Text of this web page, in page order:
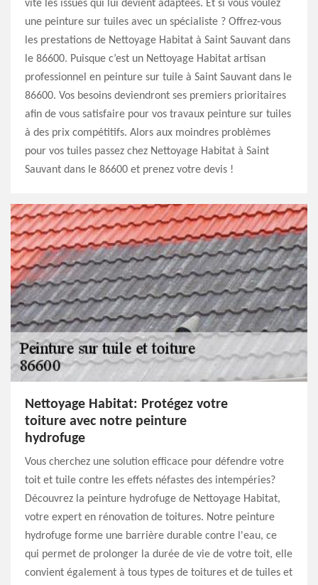
vite les issues qui lui devient adaptées. Et si vous voulez
une peinture sur tuiles avec un spécialiste ? Offrez-vous
les prestations de Nettoyage Habitat à Saint Sauvant dans
le 86600. Puisque c’est un Nettoyage Habitat artisan
professionnel en peinture sur tuile à Saint Sauvant dans le
86600. Vos besoins deviendront ses premiers prioritaires
afin de vous satisfaire pour vos travaux peinture sur tuiles
à des prix compétitifs. Alors aux moindres problèmes
pour vos tuiles passez chez Nettoyage Habitat à Saint
Sauvant dans le 86600 et prenez votre devis !
Nettoyage Habitat: Protégez votre
toiture avec notre peinture
hydrofuge
Vous cherchez une solution efficace pour défendre votre
toit et tuile contre les effets néfastes des intempéries?
Découvrez la peinture hydrofuge de Nettoyage Habitat,
votre expert en rénovation de toitures. Notre peinture
hydrofuge forme une barrière durable contre l'eau, ce
qui permet de prolonger la durée de vie de votre toit, elle
convient également à tous types de toitures et de tuiles et